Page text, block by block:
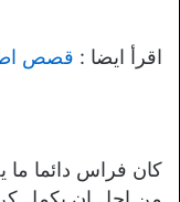
اقرأ ايضا : قصص
كان فراس دائما ما